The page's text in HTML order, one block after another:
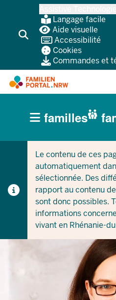
contenu
Langage facile
Aide visuelle
Accessibilité
Cookies
Commandes et
CURRENT SECTION
CURRENT SECTION POUR
HAUPTNAVIGATION
(BÜRGERBEREICH
familles
Le contenu de ces
automatiquement
sélectionnée. Des
rapport au contenu
sont donc possibles.
informations
vivant en Rhénanie-